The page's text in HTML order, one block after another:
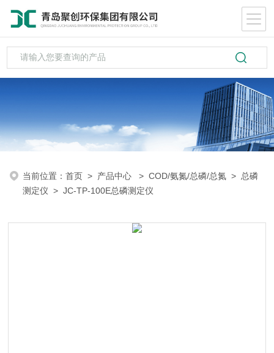
当前位置：首页 > 产品中心 >COD/氨氮/总磷/总氮 > 总磷
测定仪 > JC-TP-100E总磷测定仪